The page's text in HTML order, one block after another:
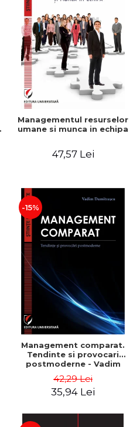
Managementul resurselor
umane si munca in echipa
47,57 Lei
-15%
Management comparat.
Tendinte si provocari
postmoderne - Vadim
42,29 Lei
35,94 Lei